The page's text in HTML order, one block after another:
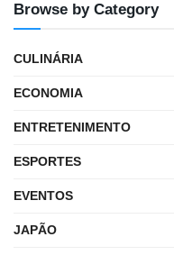
Browse by Category
CULINÁRIA
ECONOMIA
ENTRETENIMENTO
ESPORTES
EVENTOS
JAPÃO